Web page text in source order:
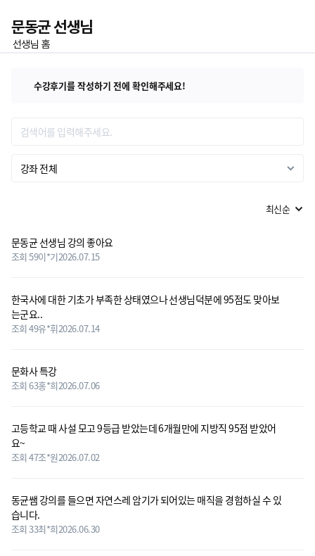
문동균 선생님
선생님 홈
수강후기를 작성하기 전에 확인해주세요!
수강평 리스트
강좌 전체
문동균 선생님 강의 좋아요
조회 59이*기2026.07.15
한국사에 대한 기초가 부족한 상태였으나 선생님덕분에 95점도 맞아보
는군요..
조회 49유*휘2026.07.14
문화사 특강
조회 63홍*희2026.07.06
고등학교 때 사설 모고 9등급 받았는데 6개월만에 지방직 95점 받았어
요~
조회 47조*원2026.07.02
동균쌤 강의를 들으면 자연스레 암기가 되어있는 매직을 경험하실 수 있
습니다.
조회 33최*희2026.06.30